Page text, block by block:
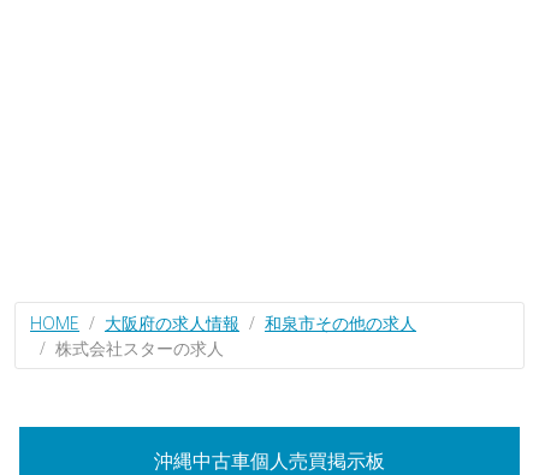
HOME 大阪府の求人情報
和泉市その他の求人
株式会社スターの求人
沖縄中古車個人売買掲示板